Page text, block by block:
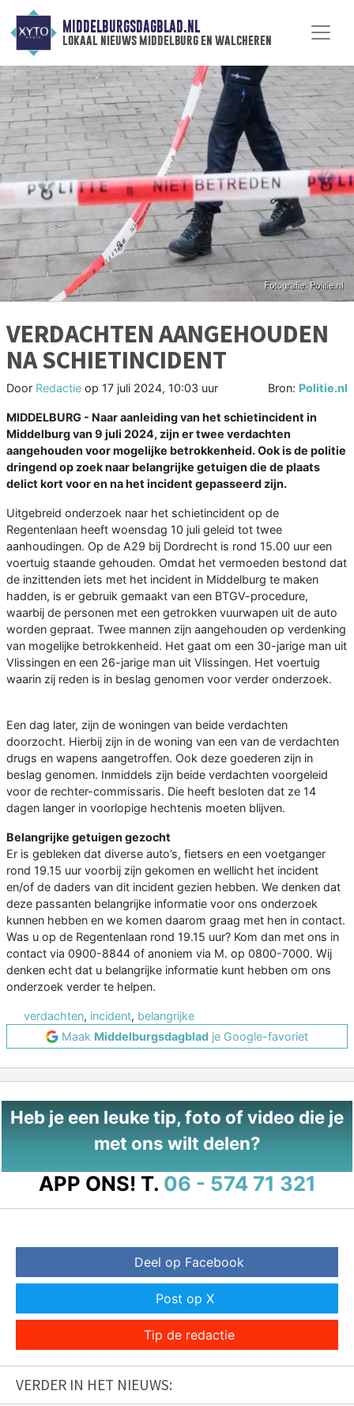
MIDDELBURGSDAGBLAD.NL
lokaal nieuws middelburg en walcheren
VERDACHTEN AANGEHOUDEN
NA SCHIETINCIDENT
Door Redactie op 17 juli 2024, 10:03 uur Bron: Politie.nl
MIDDELBURG - Naar aanleiding van het schietincident in
Middelburg van 9 juli 2024, zijn er twee verdachten
aangehouden voor mogelijke betrokkenheid. Ook is de politie
dringend op zoek naar belangrijke getuigen die de plaats
delict kort voor en na het incident gepasseerd zijn.
Uitgebreid onderzoek naar het schietincident op de
Regentenlaan heeft woensdag 10 juli geleid tot twee
aanhoudingen. Op de A29 bij Dordrecht is rond 15.00 uur een
voertuig staande gehouden. Omdat het vermoeden bestond dat
de inzittenden iets met het incident in Middelburg te maken
hadden, is er gebruik gemaakt van een BTGV-procedure,
waarbij de personen met een getrokken vuurwapen uit de auto
worden gepraat. Twee mannen zijn aangehouden op verdenking
van mogelijke betrokkenheid. Het gaat om een 30-jarige man uit
Vlissingen en een 26-jarige man uit Vlissingen. Het voertuig
waarin zij reden is in beslag genomen voor verder onderzoek.
Een dag later, zijn de woningen van beide verdachten
doorzocht. Hierbij zijn in de woning van een van de verdachten
drugs en wapens aangetroffen. Ook deze goederen zijn in
beslag genomen. Inmiddels zijn beide verdachten voorgeleid
voor de rechter-commissaris. Die heeft besloten dat ze 14
dagen langer in voorlopige hechtenis moeten blijven.
Belangrijke getuigen gezocht
Er is gebleken dat diverse auto’s, fietsers en een voetganger
rond 19.15 uur voorbij zijn gekomen en wellicht het incident
en/of de daders van dit incident gezien hebben. We denken dat
deze passanten belangrijke informatie voor ons onderzoek
kunnen hebben en we komen daarom graag met hen in contact.
Was u op de Regentenlaan rond 19.15 uur? Kom dan met ons in
contact via 0900-8844 of anoniem via M. op 0800-7000. Wij
denken echt dat u belangrijke informatie kunt hebben om ons
onderzoek verder te helpen.
verdachten, incident, belangrijke
Maak Middelburgsdagblad je Google-favoriet
Heb je een leuke tip, foto of video die je
met ons wilt delen?
APP ONS! T. 06 - 574 71 321
Deel op Facebook
Post op X
Tip de redactie
VERDER IN HET NIEUWS: